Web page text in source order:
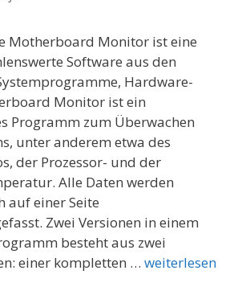
Motherboard Monitor ist eine
Software aus den
Hardware-
Monitor ist ein
Programm zum Überwachen
unter anderem etwa des
der Prozessor- und der
Alle Daten werden
auf einer Seite
Zwei Versionen in einem
besteht aus zwei
einer kompletten … weiterlesen